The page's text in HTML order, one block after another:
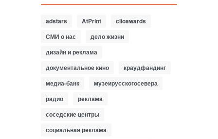
adstars AtPrint
clioawards
СМИ о нас
дело жизни
дизайн и реклама
документальное кино
краудфандинг
медиа-банк
музеирусскогосевера
радио
реклама
соседские центры
социальная реклама